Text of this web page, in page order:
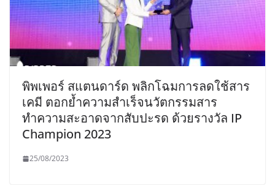
พิพเพอร์ สแตนดาร์ด พลิกโฉมการลดใช้สาร
เคมี ตอกย้ำความสำเร็จนวัตกรรมสาร
ทำความสะอาดจากสับปะรด ด้วยรางวัล IP
Champion 2023
25/08/2023